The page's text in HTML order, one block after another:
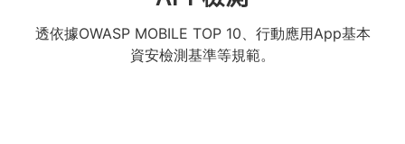
透依據OWASP MOBILE TOP 10、行動應用App基本
資安檢測基準等規範。